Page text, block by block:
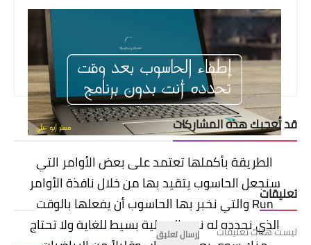
الطريقة بأكملها تعتمد على بعض الأوامر التي
سنجعل الحاسوب يتقيد بها من خلال نافذة الأوامر
Run والتي نخبر بها الحاسوب أن يفعلها بالوقت
الذي نحدده له نحن العملية بسيط للغاية ولا تحتاج
قد تُعجبك هذه المشاركات
تعليقات
ليست هناك تعليقات
إرسال تعليق